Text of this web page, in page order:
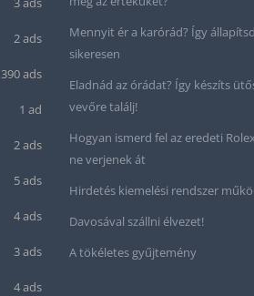
2 ads
390 ads
1 ad
2 ads
5 ads
4 ads
3 ads
4 ads
Mennyit ér a karórád? Így
sikeresen
Eladnád az órádat? Így készíts
vevőre találj!
Hogyan ismerd fel az eredeti
ne verjenek át
Hirdetés kiemelési rendszer
Davosával szállni élvezet!
A tökéletes gyűjtemény